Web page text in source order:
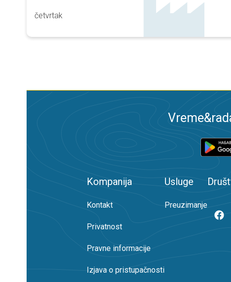
četvrtak
Kompanija
Kontakt
Privatnost
Pravne informacije
Izjava o pristupačnosti
Usluge
Preuzimanje